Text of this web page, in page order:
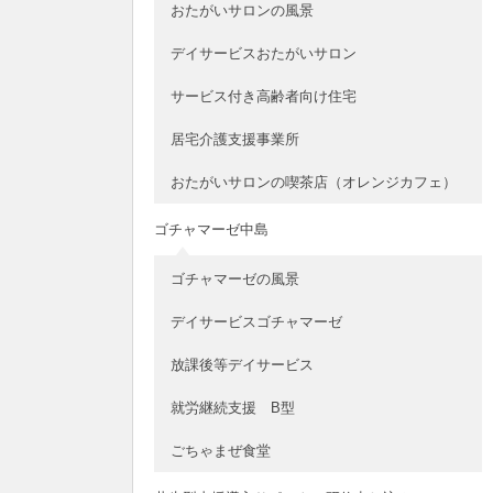
おたがいサロンの風景
デイサービスおたがいサロン
サービス付き高齢者向け住宅
居宅介護支援事業所
おたがいサロンの喫茶店（オレンジカフェ）
ゴチャマーゼ中島
ゴチャマーゼの風景
デイサービスゴチャマーゼ
放課後等デイサービス
就労継続支援 B型
ごちゃまぜ食堂